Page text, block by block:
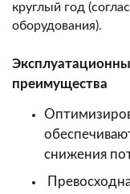
круглый год
оборудования).
преимущества
снижения